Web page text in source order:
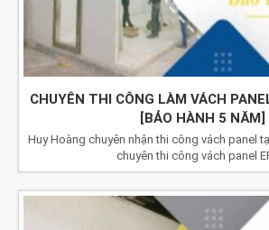
CHUYÊN THI CÔNG LÀM VÁCH
[BẢO HÀNH 5 NĂM]
Huy Hoàng chuyên nhận thi công vách panel
chuyên thi công vách panel